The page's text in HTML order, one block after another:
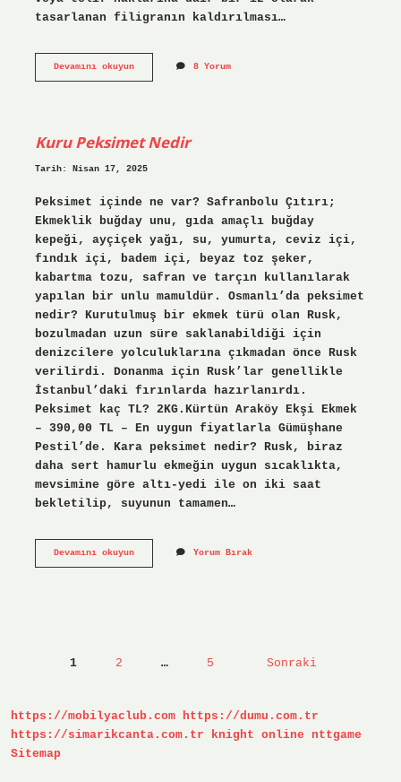
tasarlanan filigranın kaldırılması…
Devamını okuyunFiligran
Kaldırma
8 Yorum
Kuru Peksimet Nedir
Tarih: Nisan 17, 2025
Peksimet içinde ne var? Safranbolu Çıtırı;
Ekmeklik buğday unu, gıda amaçlı buğday
kepeği, ayçiçek yağı, su, yumurta, ceviz içi,
fındık içi, badem içi, beyaz toz şeker,
kabartma tozu, safran ve tarçın kullanılarak
yapılan bir unlu mamuldür. Osmanlı’da peksimet
nedir? Kurutulmuş bir ekmek türü olan Rusk,
bozulmadan uzun süre saklanabildiği için
denizcilere yolculuklarına çıkmadan önce Rusk
verilirdi. Donanma için Rusk’lar genellikle
İstanbul’daki fırınlarda hazırlanırdı.
Peksimet kaç TL? 2KG.Kürtün Araköy Ekşi Ekmek
– 390,00 TL – En uygun fiyatlarla Gümüşhane
Pestil’de. Kara peksimet nedir? Rusk, biraz
daha sert hamurlu ekmeğin uygun sıcaklıkta,
mevsimine göre altı-yedi ile on iki saat
bekletilip, suyunun tamamen…
Devamını okuyunKuru
Yorum Bırak
Yazı1 2 … 5 Sonraki
https://mobilyaclub.com https://dumu.com.tr
https://simarikcanta.com.tr
knight online
nttgame
Sitemap